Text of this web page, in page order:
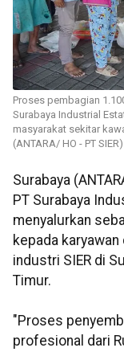
Proses pembagian
Surabaya Industrial
masyarakat sekitar
(ANTARA/ HO - PT SIER)
Surabaya
PT Surabaya
menyalurkan
kepada
industri SIER di
Timur.
"Proses
profesional dari